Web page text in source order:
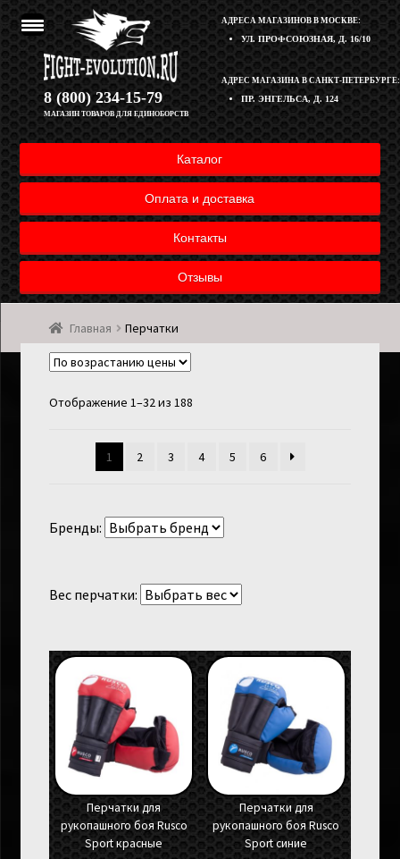
АДРЕСА МАГАЗИНОВ В МОСКВЕ:
УЛ. ПРОФСОЮЗНАЯ, Д. 16/10
АДРЕС МАГАЗИНА В САНКТ-ПЕТЕРБУРГЕ:
ПР. ЭНГЕЛЬСА, Д. 124
8 (800) 234-15-79
МАГАЗИН ТОВАРОВ ДЛЯ ЕДИНОБОРСТВ
Каталог
Оплата и доставка
Контакты
Отзывы
Перейти
к
навигации
Перейти
к
содержимому
Корзина
Полезная информация
Оплата и доставка товара
Мой аккаунт
Главная Перчатки
Отображение 1–32 из 188
1 2 3 4 5 6
Бренды:
Вес перчатки:
Перчатки для
рукопашного боя Rusco
Sport красные
Перчатки для
рукопашного боя Rusco
Sport синие